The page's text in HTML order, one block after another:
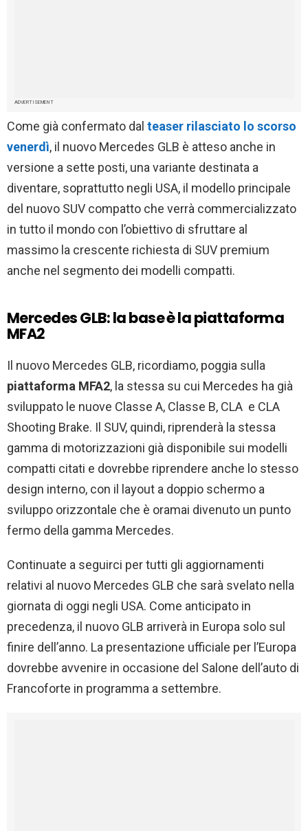
ADVERTISEMENT
Come già confermato dal teaser rilasciato lo scorso
venerdì, il nuovo Mercedes GLB è atteso anche in
versione a sette posti, una variante destinata a
diventare, soprattutto negli USA, il modello principale
del nuovo SUV compatto che verrà commercializzato
in tutto il mondo con l’obiettivo di sfruttare al
massimo la crescente richiesta di SUV premium
anche nel segmento dei modelli compatti.
Mercedes GLB: la base è la piattaforma
MFA2
Il nuovo Mercedes GLB, ricordiamo, poggia sulla
piattaforma MFA2, la stessa su cui Mercedes ha già
sviluppato le nuove Classe A, Classe B, CLA e CLA
Shooting Brake. Il SUV, quindi, riprenderà la stessa
gamma di motorizzazioni già disponibile sui modelli
compatti citati e dovrebbe riprendere anche lo stesso
design interno, con il layout a doppio schermo a
sviluppo orizzontale che è oramai divenuto un punto
fermo della gamma Mercedes.
Continuate a seguirci per tutti gli aggiornamenti
relativi al nuovo Mercedes GLB che sarà svelato nella
giornata di oggi negli USA. Come anticipato in
precedenza, il nuovo GLB arriverà in Europa solo sul
finire dell’anno. La presentazione ufficiale per l’Europa
dovrebbe avvenire in occasione del Salone dell’auto di
Francoforte in programma a settembre.